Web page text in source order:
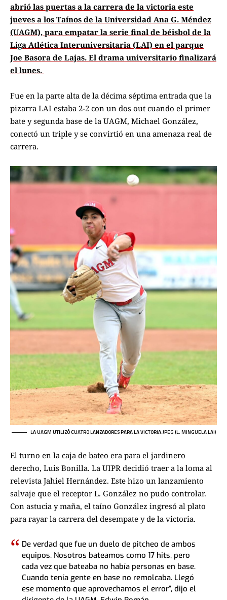
abrió las puertas a la carrera de la victoria este
jueves a los Taínos de la Universidad Ana G. Méndez
(UAGM), para empatar la serie final de béisbol de la
Liga Atlética Interuniversitaria (LAI) en el parque
Joe Basora de Lajas. El drama universitario finalizará
el lunes.
Fue en la parte alta de la décima séptima entrada que la
pizarra LAI estaba 2-2 con un dos out cuando el primer
bate y segunda base de la UAGM, Michael González,
conectó un triple y se convirtió en una amenaza real de
carrera.
LA UAGM UTILIZÓ CUATRO LANZADORES PARA LA VICTORIA.JPEG (L. MINGUELA LAI)
El turno en la caja de bateo era para el jardinero
derecho, Luis Bonilla. La UIPR decidió traer a la loma al
relevista Jahiel Hernández. Este hizo un lanzamiento
salvaje que el receptor L. González no pudo controlar.
Con astucia y maña, el taíno González ingresó al plato
para rayar la carrera del desempate y de la victoria.
De verdad que fue un duelo de pitcheo de ambos
equipos. Nosotros bateamos como 17 hits, pero
cada vez que bateaba no había personas en base.
Cuando tenía gente en base no remolcaba. Llegó
ese momento que aprovechamos el error”, dijo el